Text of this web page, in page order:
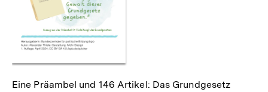
Eine Präambel und 146 Artikel: Das Grundgesetz